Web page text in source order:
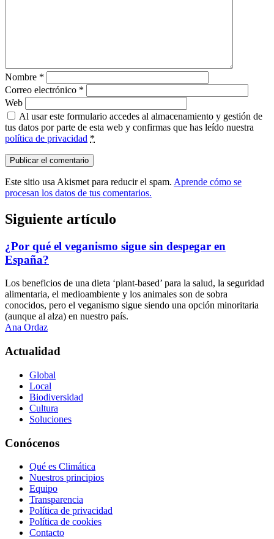
Nombre *
Correo electrónico *
Web
Al usar este formulario accedes al almacenamiento y gestión de
tus datos por parte de esta web y confirmas que has leído nuestra
política de privacidad *
Este sitio usa Akismet para reducir el spam. Aprende cómo se
procesan los datos de tus comentarios.
Siguiente artículo
¿Por qué el veganismo sigue sin despegar en
España?
Los beneficios de una dieta ‘plant-based’ para la salud, la seguridad
alimentaria, el medioambiente y los animales son de sobra
conocidos, pero el veganismo sigue siendo una opción minoritaria
(aunque al alza) en nuestro país.
Ana Ordaz
Actualidad
Global
Local
Biodiversidad
Cultura
Soluciones
Conócenos
Qué es Climática
Nuestros principios
Equipo
Transparencia
Política de privacidad
Política de cookies
Contacto